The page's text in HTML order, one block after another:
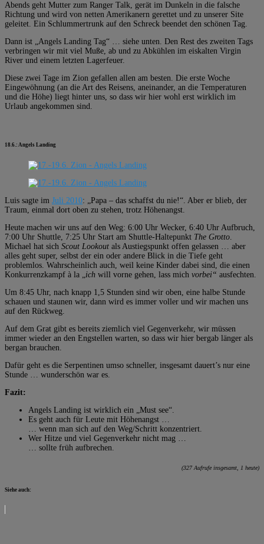
Abends geht Mutter zum Ranger Talk, gerät im Dunkeln in die falsche
Richtung und wird von netten Amerikanern gerettet und zu unserer Site
geleitet. Ein Schlummertrunk auf den Schreck beendet den schönen Tag.
Dann ist „Angels Landing Tag“ … siehe unten. Den Rest des zweiten Tags
verbringen wir mit viel Muße, ab und zu Abkühlen im eiskalten Virgin
River und einem letzten Lagerfeuer.
Diese zwei Tage im Zion gefallen allen am besten. Die erste Woche
Eingewöhnung (an die Art des Reisens, aneinander, an die Temperaturen
und die Höhe) liegt hinter uns, so dass wir hier wohl erst wirklich im
Urlaub angekommen sind.
18.6.: Angels Landing
Luis sagte im Juli 2010: „Papa – das schaffst du nie!“. Aber er blieb, der
Traum, einmal dort oben zu stehen, trotz Höhenangst.
Heute machen wir uns auf den Weg: 6:00 Uhr Wecker, 6:40 Uhr Aufbruch,
7:00 Uhr Shuttle, 7:25 Uhr Start am Shuttle-Haltepunkt The Grotto
Michael hat sich Scout Lookout als Austiegspunkt offen gelassen … aber
alles geht super, selbst der ein oder andere Blick in die Tiefe geht
problemlos. Wahrscheinlich auch, weil keine Kinder dabei sind, die einen
Konkurrenzkampf à la „ ich will vorne gehen, lass mich vorbei“ ausfechten.
Um 8:45 Uhr, nach knapp 1,5 Stunden sind wir oben, eine halbe Stunde
schauen und staunen wir, dann wird es immer voller und wir machen uns
auf den Rückweg.
Auf dem Grat gibt es bereits ziemlich viel Gegenverkehr, wir müssen
immer wieder an den Engstellen warten, so dass wir hier bergab länger als
bergan brauchen.
Dafür geht es die Serpentinen umso schneller, insgesamt dauert’s nur eine
Stunde … wunderschön war es.
Fazit:
Angels Landing ist wirklich ein „Must see“.
Es geht auch für Leute mit Höhenangst …
… wenn man sich auf den Weg/Schritt konzentriert.
Wer Hitze und viel Gegenverkehr nicht mag …
… sollte früh aufbrechen.
(327 Aufrufe insgesamt, 1 heute)
Siehe auch: